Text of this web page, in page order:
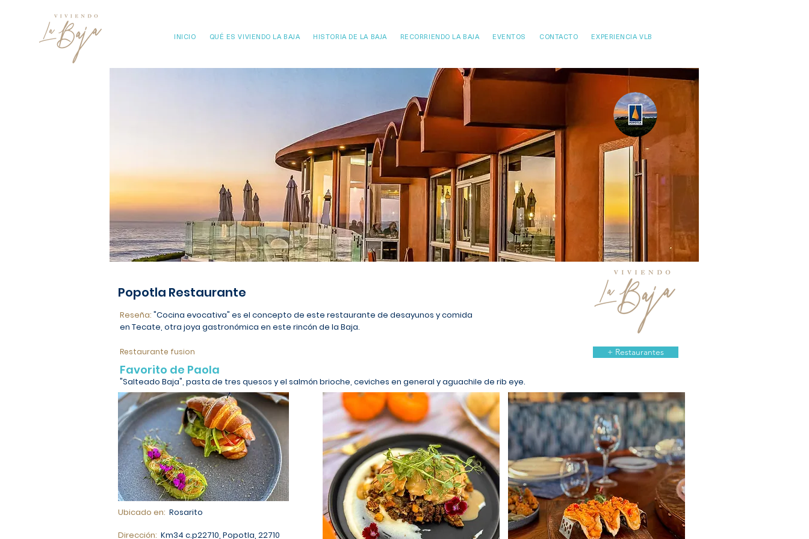
INICIO QUÉ ES VIVIENDO LA BAJA HISTORIA DE LA BAJA RECORRIENDO LA BAJA EVENTOS CONTACTO EXPERIENCIA VLB
Popotla Restaurante
Reseña: "Cocina evocativa" es el concepto de este restaurante de desayunos y comida
en Tecate, otra joya gastronómica en este rincón de la Baja.
Restaurante fusion
"Salteado Baja", pasta de tres quesos y el salmón brioche, ceviches en general y aguachile de rib eye.
Favorito de Paola
+ Restaurantes
Ubicado en: Rosarito
Dirección: Km34 c.p22710, Popotla, 22710